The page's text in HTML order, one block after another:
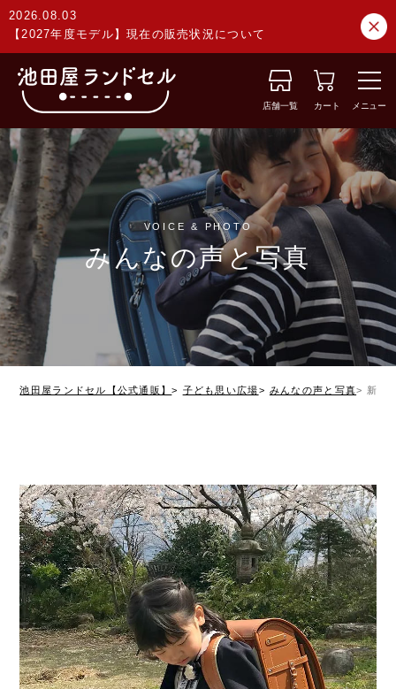
2026.08.03
【2027年度モデル】現在の販売状況について
店舗一覧 カート メニュー
VOICE & PHOTO
みんなの声と写真
池田屋ランドセル【公式通販】 子ども思い広場 みんなの声と写真 新潟